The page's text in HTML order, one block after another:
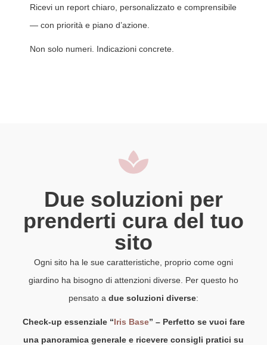
Ricevi un report chiaro, personalizzato e comprensibile
— con priorità e piano d’azione.
Non solo numeri. Indicazioni concrete.
Due soluzioni per
prenderti cura del tuo
sito
Ogni sito ha le sue caratteristiche, proprio come ogni
giardino ha bisogno di attenzioni diverse. Per questo ho
pensato a due soluzioni diverse:
Check-up essenziale “Iris Base” – Perfetto se vuoi fare
una panoramica generale e ricevere consigli pratici su